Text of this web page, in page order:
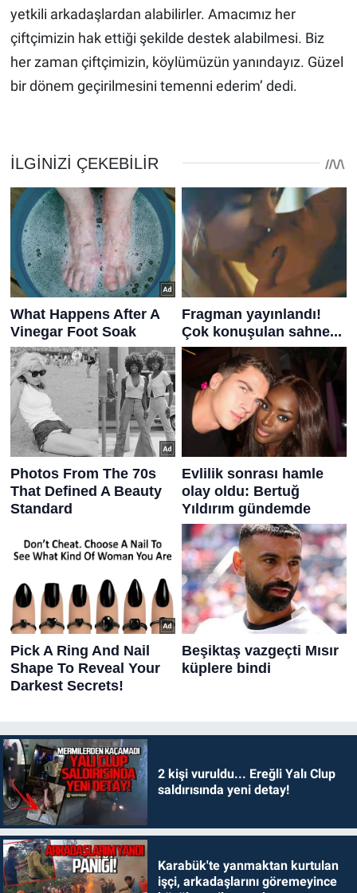
yetkili arkadaşlardan alabilirler. Amacımız her
çiftçimizin hak ettiği şekilde destek alabilmesi. Biz
her zaman çiftçimizin, köylümüzün yanındayız. Güzel
bir dönem geçirilmesini temenni ederim’ dedi.
2 kişi vuruldu... Ereğli Yalı Clup
saldırısında yeni detay!
Karabük'te yanmaktan kurtulan
işçi, arkadaşlarını göremeyince